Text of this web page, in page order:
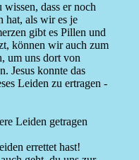
dass er noch
hat, als wir es je
gibt es Pillen und
können wir auch zum
um uns dort von
Jesus konnte das
Leiden zu ertragen -
Leiden getragen
errettet hast!